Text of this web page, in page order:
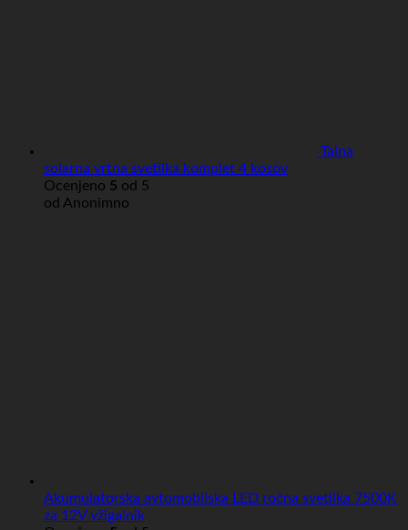
Talna
solarna vrtna svetilka komplet 4 kosov
Ocenjeno 5 od 5
od Anonimno
Akumulatorska avtomobilska LED ročna svetilka 7500K
za 12V vžigalnik